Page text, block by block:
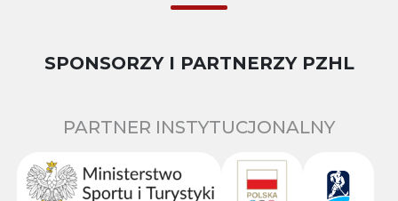
SPONSORZY I PARTNERZY PZHL
PARTNER INSTYTUCJONALNY